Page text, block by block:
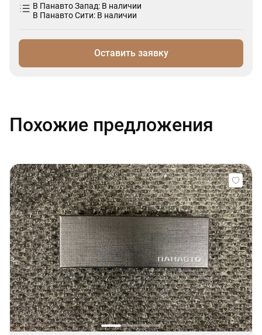
В Панавто Запад: В наличии
В Панавто Сити: В наличии
Оставить заявку
Похожие предложения